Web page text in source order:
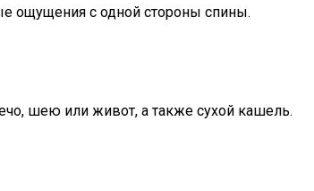
ощущения с одной стороны спины.
шею или живот, а также сухой кашель.